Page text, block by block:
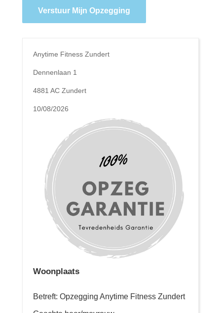
Verstuur Mijn Opzegging
Anytime Fitness Zundert
Dennenlaan 1
4881 AC Zundert
10/08/2026
Woonplaats
Betreft: Opzegging Anytime Fitness Zundert